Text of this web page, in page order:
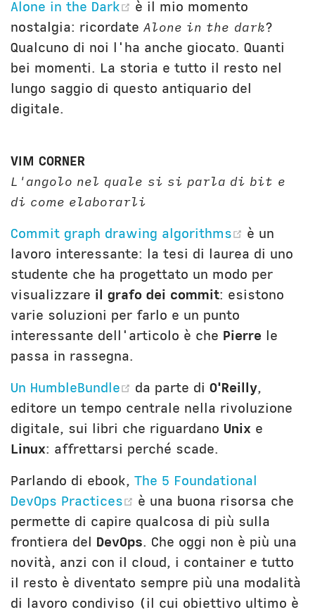
Alone in the Dark (opens new window)
è il mio momento
nostalgia: ricordate Alone in the dark?
Qualcuno di noi l'ha anche giocato. Quanti
bei momenti. La storia e tutto il resto nel
lungo saggio di questo antiquario del
digitale.
VIM CORNER
L'angolo nel quale si si parla di bit e
di come elaborarli
Commit graph drawing algorithms
(opens
è un
lavoro interessante: la tesi di laurea di uno
studente che ha progettato un modo per
visualizzare il grafo dei commit: esistono
varie soluzioni per farlo e un punto
interessante dell'articolo è che Pierre le
passa in rassegna.
Un HumbleBundle
(opens new window)
da parte di O'Reilly,
editore un tempo centrale nella rivoluzione
digitale, sui libri che riguardano Unix e
Linux: affrettarsi perché scade.
Parlando di ebook, The 5 Foundational
DevOps Practices
(opens new window)
è una buona risorsa che
permette di capire qualcosa di più sulla
frontiera del DevOps. Che oggi non è più una
novità, anzi con il cloud, i container e tutto
il resto è diventato sempre più una modalità
di lavoro condiviso (il cui obiettivo ultimo è